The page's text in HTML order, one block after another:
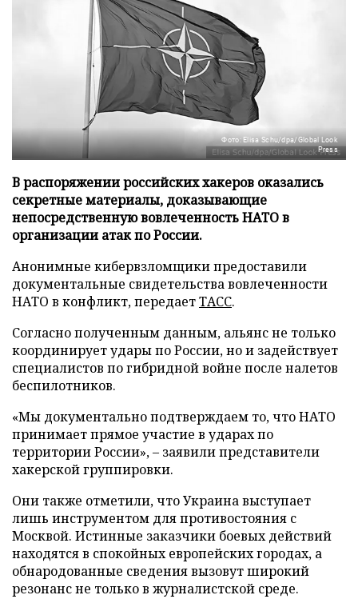
Фото: Elisa Schu/dpa/Global Look
Press
В распоряжении российских хакеров оказались
секретные материалы, доказывающие
непосредственную вовлеченность НАТО в
организации атак по России.
Анонимные кибервзломщики предоставили
документальные свидетельства вовлеченности
НАТО в конфликт, передаетТАСС.
Согласно полученным данным, альянс не только
координирует удары по России, но и задействует
специалистов по гибридной войне после налетов
беспилотников.
«Мы документально подтверждаем то, что НАТО
принимает прямое участие в ударах по
территории России», – заявили представители
хакерской группировки.
Они также отметили, что Украина выступает
лишь инструментом для противостояния с
Москвой. Истинные заказчики боевых действий
находятся в спокойных европейских городах, а
обнародованные сведения вызовут широкий
резонанс не только в журналистской среде.